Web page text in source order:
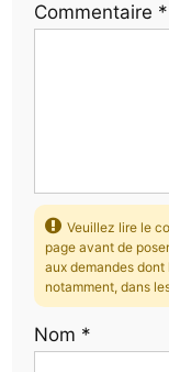
Commentaire *
Veuillez lire le
page avant de
aux demandes
notamment, dans
Nom *